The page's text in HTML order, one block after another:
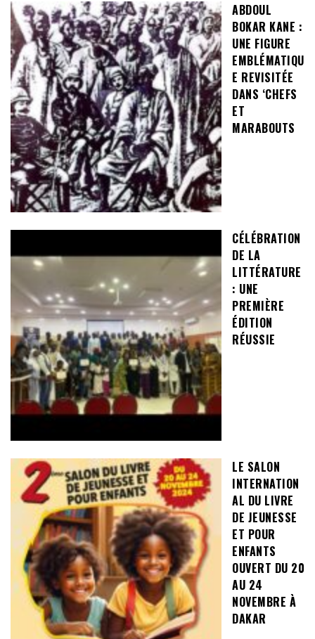
ABDOUL
BOKAR KANE :
UNE FIGURE
EMBLÉMATIQU
E REVISITÉE
DANS ‘CHEFS
ET
MARABOUTS
CÉLÉBRATION
DE LA
LITTÉRATURE
: UNE
PREMIÈRE
ÉDITION
RÉUSSIE
LE SALON
INTERNATION
AL DU LIVRE
DE JEUNESSE
ET POUR
ENFANTS
OUVERT DU 20
AU 24
NOVEMBRE À
DAKAR